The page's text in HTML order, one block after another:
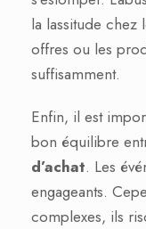
la lassitude chez
offres ou les
suffisamment.
Enfin, il est
bon équilibre
d’achat. Les
engageants.
complexes, ils